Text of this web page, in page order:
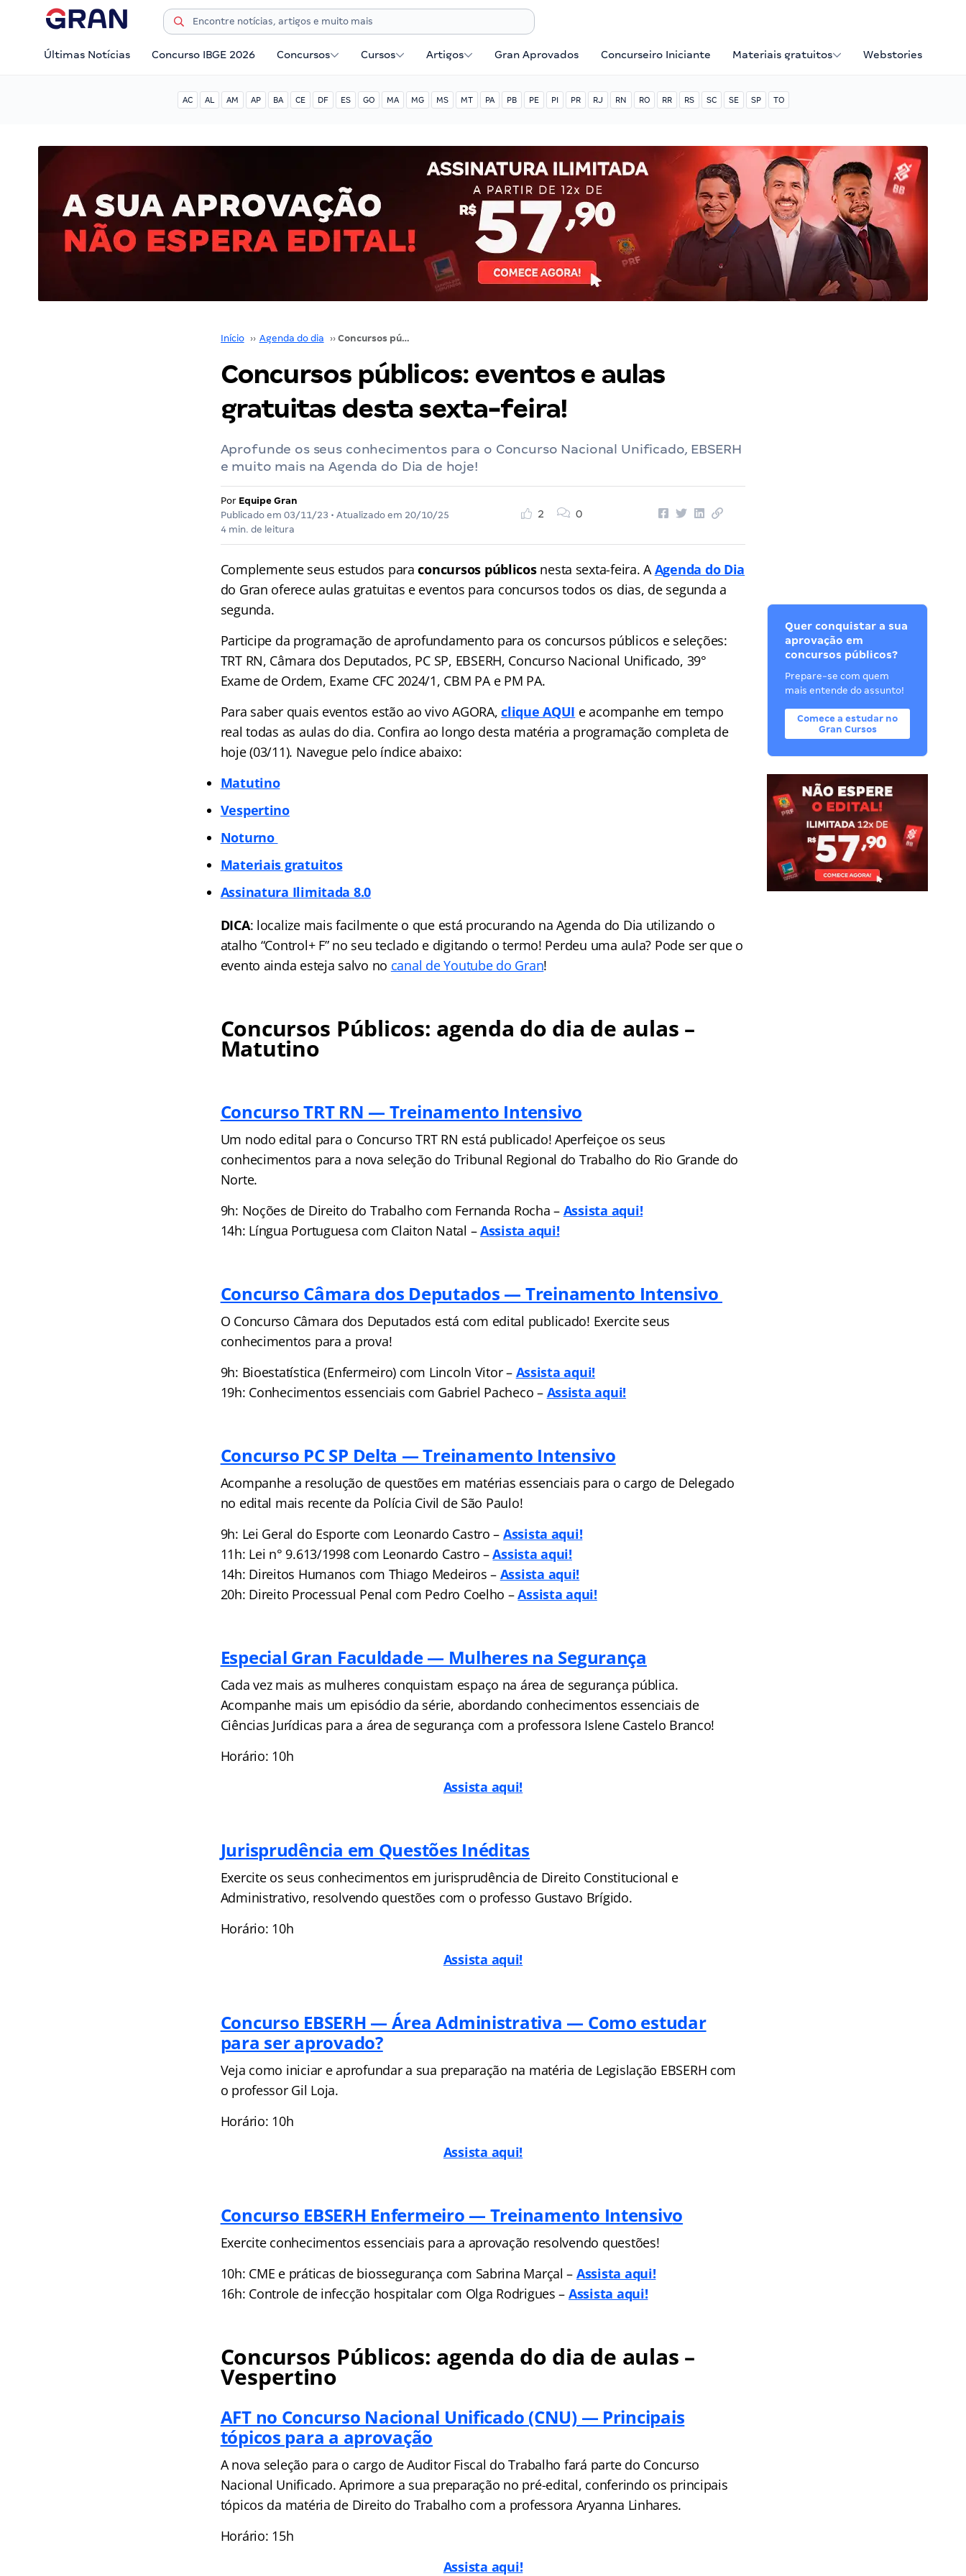
Últimas Notícias Concurso IBGE 2026 Concursos Cursos Artigos Gran Aprovados Concurseiro Iniciante Materiais gratuitos Webstories
AC AL AM AP BA CE DF ES GO MA MG MS MT PA PB PE PI PR RJ RN RO RR RS SC SE SP TO
Início ›› Agenda do dia ›› Concursos públicos: eventos e aulas gratuitas desta sexta-feira!
Concursos públicos: eventos e aulas
gratuitas desta sexta-feira!
Aprofunde os seus conhecimentos para o Concurso Nacional Unificado, EBSERH
e muito mais na Agenda do Dia de hoje!
Por Equipe Gran
Publicado em 03/11/23 • Atualizado em 20/10/25
4 min. de leitura
2 0
Complemente seus estudos para concursos públicosnesta sexta-feira. AAgenda do Dia
do Gran oferece aulas gratuitas e eventos para concursos todos os dias, de segunda a
segunda.
Participe da programação de aprofundamento para os concursos públicos e seleções:
TRT RN, Câmara dos Deputados, PC SP, EBSERH, Concurso Nacional Unificado, 39°
Exame de Ordem, Exame CFC 2024/1, CBM PA e PM PA.
Para saber quais eventos estão ao vivo AGORA,clique AQUI e acompanhe em tempo
real todas as aulas do dia. Confira ao longo desta matéria a programação completa de
hoje (03/11). Navegue pelo índiceabaixo:
Matutino
Vespertino
Noturno
Materiais gratuitos
Assinatura Ilimitada 8.0
DICA: localize mais facilmente o que está procurando na Agenda do Dia utilizando o
atalho “Control+ F” no seu teclado e digitando o termo! Perdeu uma aula? Pode ser que o
evento ainda esteja salvo no canal de Youtube do Gran!
Concursos Públicos: agenda do dia de aulas –
Matutino
Concurso TRT RN — Treinamento Intensivo
Um nodo edital para o Concurso TRT RN está publicado! Aperfeiçoe os seus
conhecimentos para a nova seleção do Tribunal Regional do Trabalho do Rio Grande do
Norte.
9h: Noções de Direito do Trabalho com Fernanda Rocha – Assista aqui!
14h: Língua Portuguesa com Claiton Natal –Assista aqui!
Concurso Câmara dos Deputados — Treinamento Intensivo
O Concurso Câmara dos Deputados está com edital publicado! Exercite seus
conhecimentos para a prova!
9h: Bioestatística (Enfermeiro) com Lincoln Vitor – Assista aqui!
19h: Conhecimentos essenciais com Gabriel Pacheco – Assista aqui!
Concurso PC SP Delta — Treinamento Intensivo
Acompanhe a resolução de questões em matérias essenciais para o cargo de Delegado
no edital mais recente da Polícia Civil de São Paulo!
9h: Lei Geral do Esporte com Leonardo Castro – Assista aqui!
11h: Lei n° 9.613/1998 com Leonardo Castro –Assista aqui!
14h: Direitos Humanos com Thiago Medeiros – Assista aqui!
20h: Direito Processual Penal com Pedro Coelho –Assista aqui!
Especial Gran Faculdade — Mulheres na Segurança
Cada vez mais as mulheres conquistam espaço na área de segurança pública.
Acompanhe mais um episódio da série, abordando conhecimentos essenciais de
Ciências Jurídicas para a área de segurança com a professora Islene Castelo Branco!
Horário: 10h
Assista aqui!
Jurisprudência em Questões Inéditas
Exercite os seus conhecimentos em jurisprudência de Direito Constitucional e
Administrativo, resolvendo questões com o professo Gustavo Brígido.
Horário: 10h
Assista aqui!
Concurso EBSERH — Área Administrativa — Como estudar
para ser aprovado?
Veja como iniciar e aprofundar a sua preparação na matéria de Legislação EBSERH com
o professor Gil Loja.
Horário: 10h
Assista aqui!
Concurso EBSERH Enfermeiro — Treinamento Intensivo
Exercite conhecimentos essenciais para a aprovação resolvendo questões!
10h: CME e práticas de biossegurança com Sabrina Marçal – Assista aqui!
16h: Controle de infecção hospitalar com Olga Rodrigues – Assista aqui!
Concursos Públicos: agenda do dia de aulas –
Vespertino
AFT no Concurso Nacional Unificado (CNU) — Principais
tópicos para a aprovação
A nova seleção para o cargo de Auditor Fiscal do Trabalho fará parte do Concurso
Nacional Unificado. Aprimore a sua preparação no pré-edital, conferindo os principais
tópicos da matéria de Direito do Trabalho com a professora Aryanna Linhares.
Horário: 15h
Assista aqui!
Quer conquistar a sua
aprovação em
concursos públicos?
Prepare-se com quem
mais entende do assunto!
Comece a estudar no
Gran Cursos